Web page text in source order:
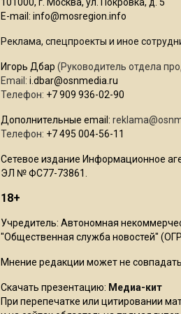
E-mail: info@mosregion.info
Реклама, спецпроекты и иное
Игорь Дбар (Руководитель отдела
Email: i.dbar@osnmedia.ru
Телефон: +7 909 936-02-90
Дополнительные email:
Телефон: +7 495 004-56-11
Сетевое издание Информационное
ЭЛ № ФС77-73861.
18+
Учредитель: Автономная
"Общественная служба новостей"
Мнение редакции может не
Скачать презентацию: Медиа-кит
При перепечатке или цитировании